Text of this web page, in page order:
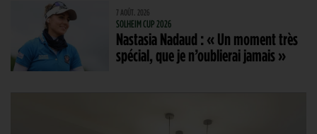
7 AOÛT. 2026
SOLHEIM CUP 2026
Nastasia Nadaud : « Un moment très
spécial, que je n’oublierai jamais »